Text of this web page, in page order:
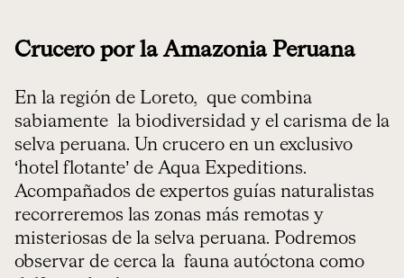
Crucero por la Amazonia Peruana
En la región de Loreto, que combina
sabiamente la biodiversidad y el carisma de la
selva peruana. Un crucero en un exclusivo
‘hotel flotante’ de Aqua Expeditions.
Acompañados de expertos guías naturalistas
recorreremos las zonas más remotas y
misteriosas de la selva peruana. Podremos
observar de cerca la fauna autóctona como